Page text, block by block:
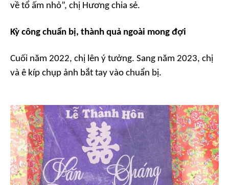
về tổ ấm nhỏ”, chị Hương chia sẻ.
Kỳ công chuẩn bị, thành quả ngoài mong đợi
Cuối năm 2022, chị lên ý tưởng. Sang năm 2023, chị
và ê kíp chụp ảnh bắt tay vào chuẩn bị.